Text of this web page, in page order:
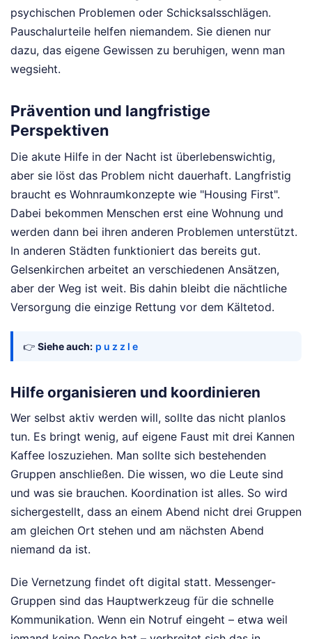
psychischen Problemen oder Schicksalsschlägen.
Pauschalurteile helfen niemandem. Sie dienen nur
dazu, das eigene Gewissen zu beruhigen, wenn man
wegsieht.
Prävention und langfristige
Perspektiven
Die akute Hilfe in der Nacht ist überlebenswichtig,
aber sie löst das Problem nicht dauerhaft. Langfristig
braucht es Wohnraumkonzepte wie "Housing First".
Dabei bekommen Menschen erst eine Wohnung und
werden dann bei ihren anderen Problemen unterstützt.
In anderen Städten funktioniert das bereits gut.
Gelsenkirchen arbeitet an verschiedenen Ansätzen,
aber der Weg ist weit. Bis dahin bleibt die nächtliche
Versorgung die einzige Rettung vor dem Kältetod.
👉 Siehe auch: p u z z l e
Hilfe organisieren und koordinieren
Wer selbst aktiv werden will, sollte das nicht planlos
tun. Es bringt wenig, auf eigene Faust mit drei Kannen
Kaffee loszuziehen. Man sollte sich bestehenden
Gruppen anschließen. Die wissen, wo die Leute sind
und was sie brauchen. Koordination ist alles. So wird
sichergestellt, dass an einem Abend nicht drei Gruppen
am gleichen Ort stehen und am nächsten Abend
niemand da ist.
Die Vernetzung findet oft digital statt. Messenger-
Gruppen sind das Hauptwerkzeug für die schnelle
Kommunikation. Wenn ein Notruf eingeht – etwa weil